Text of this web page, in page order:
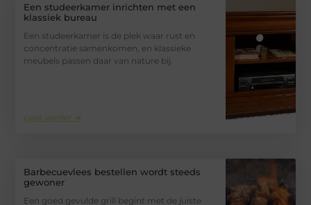
Een studeerkamer inrichten met een
klassiek bureau
Een studeerkamer is de plek waar rust en
concentratie samenkomen, en klassieke
meubels passen daar van nature bij.
Lees verder ➜
Barbecuevlees bestellen wordt steeds
gewoner
Een goed gevulde grill begint met de juiste